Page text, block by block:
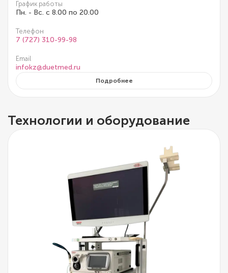
График работы
Пн. - Вс. с 8.00 по 20.00
Телефон
7 (727) 310-99-98
Email
infokz@duetmed.ru
Подробнее
Технологии и оборудование